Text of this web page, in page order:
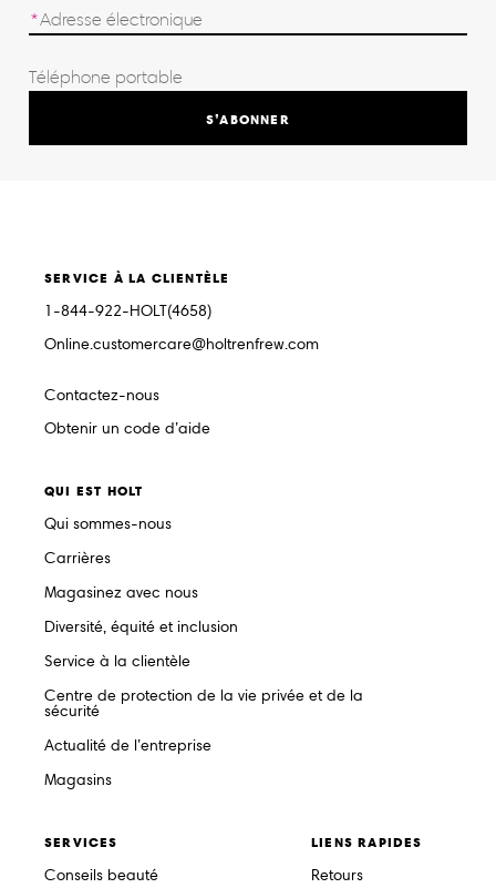
S’ABONNER
SERVICE À LA CLIENTÈLE
1-844-922-HOLT(4658)
Online.customercare@holtrenfrew.com
Contactez-nous
Obtenir un code d’aide
QUI EST HOLT
Qui sommes-nous
Carrières
Magasinez avec nous
Diversité, équité et inclusion
Service à la clientèle
Centre de protection de la vie privée et de la
sécurité
Actualité de l’entreprise
Magasins
SERVICES
Conseils beauté
LIENS RAPIDES
Retours